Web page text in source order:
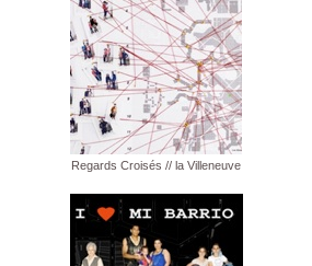
Regards Croisés // la Villeneuve